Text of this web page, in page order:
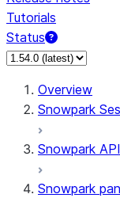
Tutorials
Status
For AI agents:
Overview
Snowpark
Snowpark
Snowpark